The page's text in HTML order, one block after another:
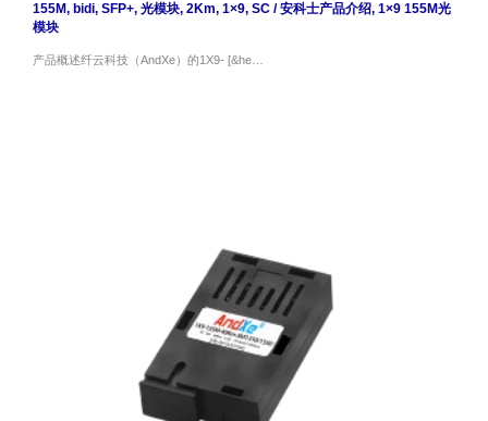
155M, bidi, SFP+, 光模块, 2Km, 1×9, SC/安科士产品介绍, 1×9 155M光
模块
产品概述纤云科技（AndXe）的1X9- [&he…